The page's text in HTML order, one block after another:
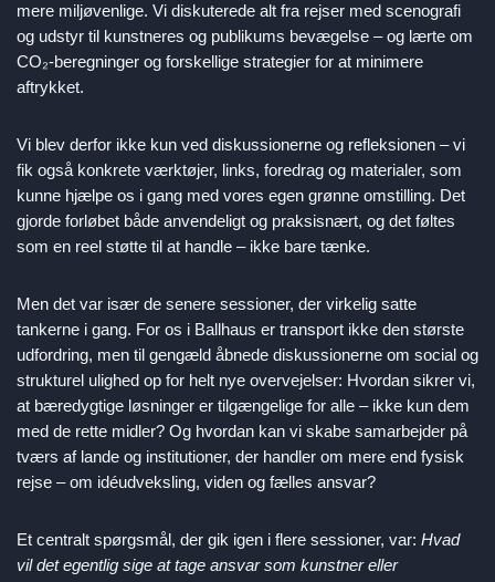
mere miljøvenlige. Vi diskuterede alt fra rejser med scenografi
og udstyr til kunstneres og publikums bevægelse – og lærte om
CO₂-beregninger og forskellige strategier for at minimere
aftrykket.
Vi blev derfor ikke kun ved diskussionerne og refleksionen – vi
fik også konkrete værktøjer, links, foredrag og materialer, som
kunne hjælpe os i gang med vores egen grønne omstilling. Det
gjorde forløbet både anvendeligt og praksisnært, og det føltes
som en reel støtte til at handle – ikke bare tænke.
Men det var især de senere sessioner, der virkelig satte
tankerne i gang. For os i Ballhaus er transport ikke den største
udfordring, men til gengæld åbnede diskussionerne om social og
strukturel ulighed op for helt nye overvejelser: Hvordan sikrer vi,
at bæredygtige løsninger er tilgængelige for alle – ikke kun dem
med de rette midler? Og hvordan kan vi skabe samarbejder på
tværs af lande og institutioner, der handler om mere end fysisk
rejse – om idéudveksling, viden og fælles ansvar?
Et centralt spørgsmål, der gik igen i flere sessioner, var: Hvad
vil det egentlig sige at tage ansvar som kunstner eller